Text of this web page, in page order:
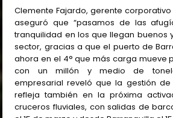
Clemente Fajardo, gerente
aseguró que “pasamos de las
tranquilidad en los que llegan buenos
sector, gracias a que el puerto de
ahora en el 4° que más carga mueve
con un millón y medio de
empresarial reveló que la gestión de
refleja también en la próxima
cruceros fluviales, con salidas de